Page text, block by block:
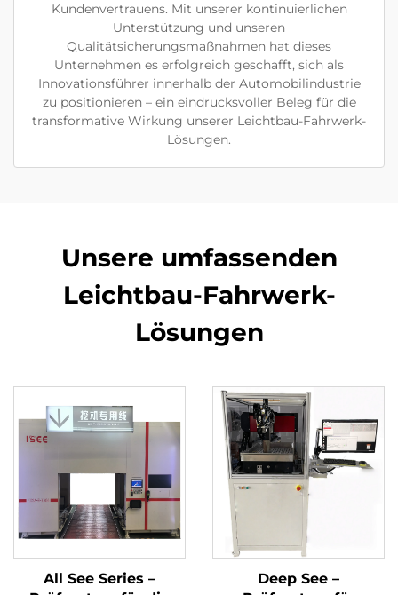
Kundenvertrauens. Mit unserer kontinuierlichen
Unterstützung und unseren
Qualitätsicherungsmaßnahmen hat dieses
Unternehmen es erfolgreich geschafft, sich als
Innovationsführer innerhalb der Automobilindustrie
zu positionieren – ein eindrucksvoller Beleg für die
transformative Wirkung unserer Leichtbau-Fahrwerk-
Lösungen.
Unsere umfassenden
Leichtbau-Fahrwerk-
Lösungen
All See Series –
Deep See –